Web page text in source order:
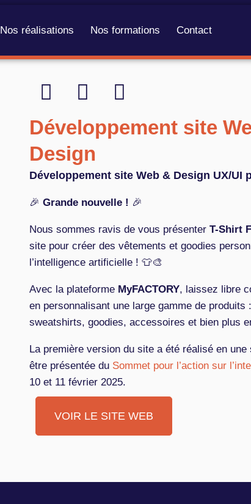
Nos réalisations Nos formations Contact
Développement site
Design
Développement site Web & Design UX/UI
🎉Grande nouvelle ! 🎉
Nous sommes ravis de vous présenterT-Shirt
site pour créer des vêtements et goodies
l’intelligence artificielle ! 👕🎨
Avec la plateforme MyFACTORY, laissez libre
en personnalisant une large gamme de produits
sweatshirts, goodies, accessoires et bien plus
La première version du site a été réalisé en une
être présentée du Sommet pour l’action sur
10 et 11 février 2025.
VOIR LE SITE WEB